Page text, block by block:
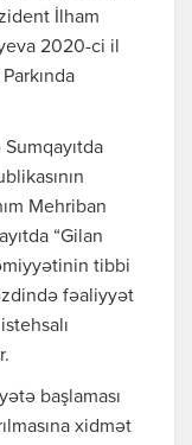
İlham
2020-ci il
Mehriban
“Gilan
tibbi
fəaliyyət
başlaması
xidmət